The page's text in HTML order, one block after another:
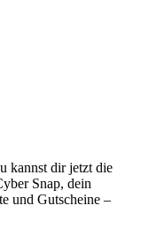
kannst dir jetzt die
Snap, dein
und Gutscheine –